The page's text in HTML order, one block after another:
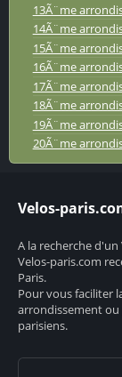
13Ã¨me
14Ã¨me
15Ã¨me
16Ã¨me
17Ã¨me
18Ã¨me
19Ã¨me
20Ã¨me
Velos-
A la recherche d'un
Velos-paris.com
Paris.
Pour vous faciliter
arrondissement
parisiens.